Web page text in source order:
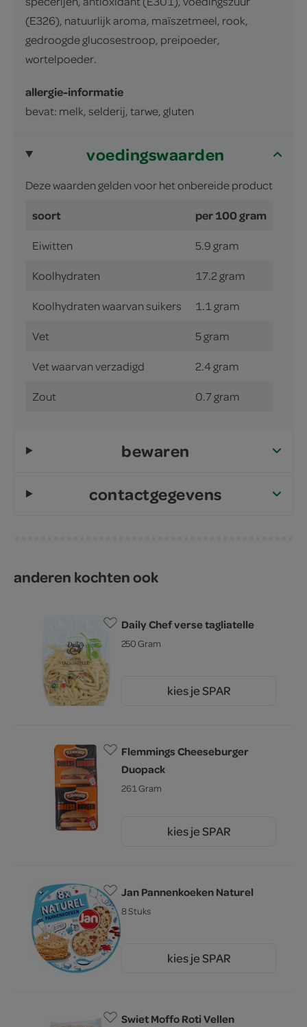
(E326), natuurlijk aroma, maïszetmeel, rook,
gedroogde glucosestroop, preipoeder,
wortelpoeder.
allergie-informatie
bevat: melk, selderij, tarwe, gluten
voedingswaarden
Deze waarden gelden voor het onbereide product
soort per 100 gram
Eiwitten 5.9 gram
Koolhydraten 17.2 gram
Koolhydraten waarvan suikers 1.1 gram
Vet 5 gram
Vet waarvan verzadigd 2.4 gram
Zout 0.7 gram
bewaren
contactgegevens
anderen kochten ook
Daily Chef verse tagliatelle
250 Gram
kies je SPAR
Flemmings Cheeseburger
Duopack
261 Gram
kies je SPAR
Jan Pannenkoeken Naturel
8 Stuks
kies je SPAR
Swiet Moffo Roti Vellen